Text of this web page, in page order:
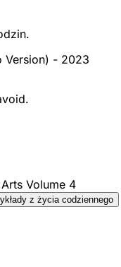
Version) - 2023
Volume 4
z życia codziennego